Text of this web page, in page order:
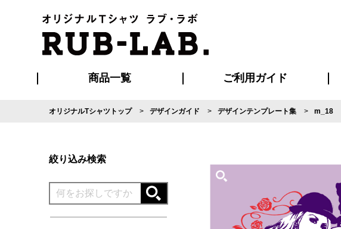
商品一覧 ご利用ガイド
ご利用ガイド
はじめての方へ
再注文の方へ
お支払い方法について
割引まとめページ
発送・特急サービスについて
版の保管期限について
マイページ会員のメリット
よくあるご質問
オリジナルTシャツトップ デザインガイド デザインテンプレート集 m_18
絞り込み検索